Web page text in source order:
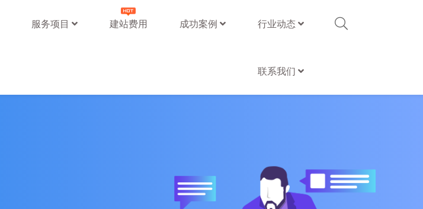
服务项目 建站费用 成功案例 行业动态
联系我们